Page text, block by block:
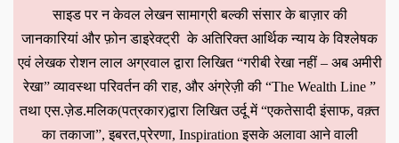
साइड पर न केवल लेखन सामाग्री बल्की संसार के बाज़ार की
जानकारियां और फ़ोन डाइरेक्ट्री के अतिरिक्त आर्थिक न्याय के विश्लेषक
एवं लेखक रोशन लाल अग्रवाल द्वारा लिखित “गरीबी रेखा नहीं – अब अमीरी
रेखा” व्यावस्था परिवर्तन की राह, और अंग्रेज़ी की “The Wealth Line ”
तथा एस.ज़ेड.मलिक(पत्रकार)द्वारा लिखित उर्दू में “एकतेसादी इंसाफ, वक़्त
का तकाजा”, इबरत,प्रेरणा, Inspiration इसके अलावा आने वाली